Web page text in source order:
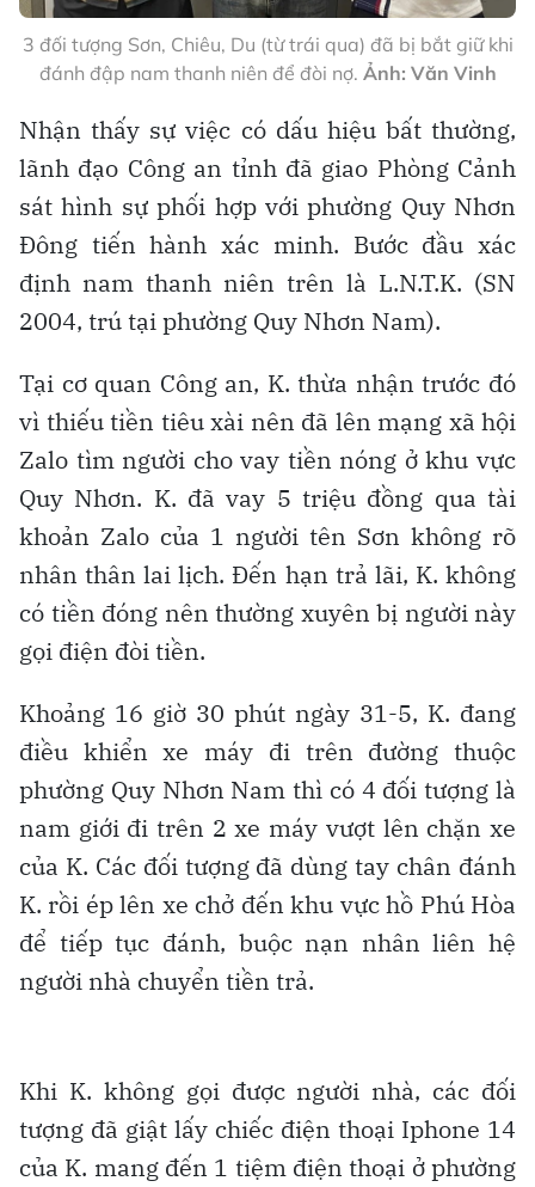
3 đối tượng Sơn, Chiêu, Du (từ trái qua) đã bị bắt giữ khi
đánh đập nam thanh niên để đòi nợ. Ảnh: Văn Vinh
Nhận thấy sự việc có dấu hiệu bất thường,
lãnh đạo Công an tỉnh đã giao Phòng Cảnh
sát hình sự phối hợp với phường Quy Nhơn
Đông tiến hành xác minh. Bước đầu xác
định nam thanh niên trên là L.N.T.K. (SN
2004, trú tại phường Quy Nhơn Nam).
Tại cơ quan Công an, K. thừa nhận trước đó
vì thiếu tiền tiêu xài nên đã lên mạng xã hội
Zalo tìm người cho vay tiền nóng ở khu vực
Quy Nhơn. K. đã vay 5 triệu đồng qua tài
khoản Zalo của 1 người tên Sơn không rõ
nhân thân lai lịch. Đến hạn trả lãi, K. không
có tiền đóng nên thường xuyên bị người này
gọi điện đòi tiền.
Khoảng 16 giờ 30 phút ngày 31-5, K. đang
điều khiển xe máy đi trên đường thuộc
phường Quy Nhơn Nam thì có 4 đối tượng là
nam giới đi trên 2 xe máy vượt lên chặn xe
của K. Các đối tượng đã dùng tay chân đánh
K. rồi ép lên xe chở đến khu vực hồ Phú Hòa
để tiếp tục đánh, buộc nạn nhân liên hệ
người nhà chuyển tiền trả.
Khi K. không gọi được người nhà, các đối
tượng đã giật lấy chiếc điện thoại Iphone 14
của K. mang đến 1 tiệm điện thoại ở phường